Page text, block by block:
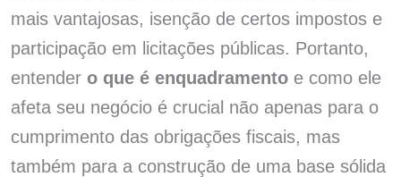
mais vantajosas, isenção de certos impostos e
participação em licitações públicas. Portanto,
entender o que é enquadramentoe como ele
afeta seu negócio é crucial não apenas para o
cumprimento das obrigações fiscais, mas
também para a construção de uma base sólida